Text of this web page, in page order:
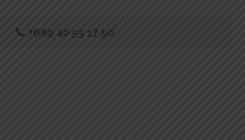
+689 40 55 17 50